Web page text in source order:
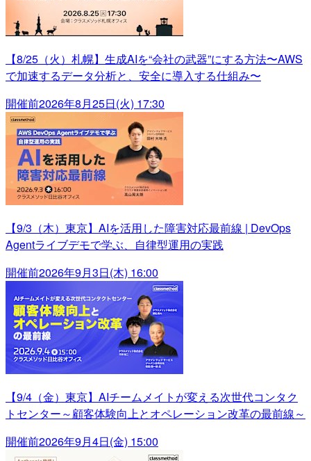
【8/25（火）札幌】生成AIを“会社の武器”にする方法〜AWS
で加速するデータ分析と、安全に導入する仕組み〜
開催前2026年8月25日(火) 17:30
【9/3（木）東京】AIを活用した障害対応最前線 | DevOps
Agentライブデモで学ぶ、自律型運用の実践
開催前2026年9月3日(木) 16:00
【9/4（金）東京】AIチームメイトが変える次世代コンタク
トセンター～顧客体験向上とオペレーション改革の最前線～
開催前2026年9月4日(金) 15:00